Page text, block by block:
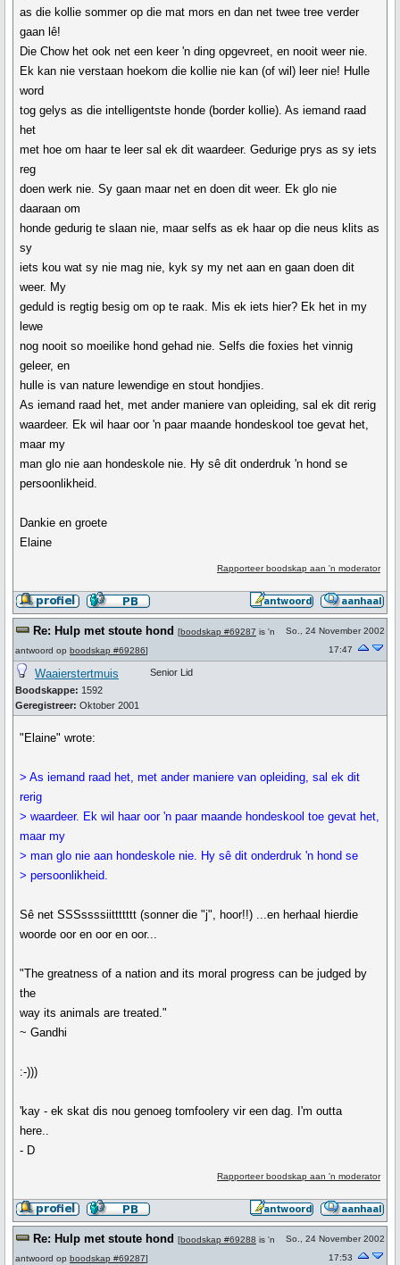
as die kollie sommer op die mat mors en dan net twee tree verder
gaan lê!
Die Chow het ook net een keer 'n ding opgevreet, en nooit weer nie.
Ek kan nie verstaan hoekom die kollie nie kan (of wil) leer nie! Hulle
word
tog gelys as die intelligentste honde (border kollie). As iemand raad
het
met hoe om haar te leer sal ek dit waardeer. Gedurige prys as sy iets
reg
doen werk nie. Sy gaan maar net en doen dit weer. Ek glo nie
daaraan om
honde gedurig te slaan nie, maar selfs as ek haar op die neus klits as
sy
iets kou wat sy nie mag nie, kyk sy my net aan en gaan doen dit
weer. My
geduld is regtig besig om op te raak. Mis ek iets hier? Ek het in my
lewe
nog nooit so moeilike hond gehad nie. Selfs die foxies het vinnig
geleer, en
hulle is van nature lewendige en stout hondjies.
As iemand raad het, met ander maniere van opleiding, sal ek dit rerig
waardeer. Ek wil haar oor 'n paar maande hondeskool toe gevat het,
maar my
man glo nie aan hondeskole nie. Hy sê dit onderdruk 'n hond se
persoonlikheid.
Dankie en groete
Elaine
Rapporteer boodskap aan 'n moderator
Re: Hulp met stoute hond [boodskap #69287 is 'n
antwoord op boodskap #69286]
So., 24 November 2002
17:47
Waaierstertmuis
Boodskappe: 1592
Geregistreer: Oktober 2001
Senior Lid
"Elaine" wrote:
> As iemand raad het, met ander maniere van opleiding, sal ek dit
rerig
> waardeer. Ek wil haar oor 'n paar maande hondeskool toe gevat het,
maar my
> man glo nie aan hondeskole nie. Hy sê dit onderdruk 'n hond se
> persoonlikheid.
Sê net SSSssssiittttttt (sonner die "j", hoor!!) ...en herhaal hierdie
woorde oor en oor en oor...
"The greatness of a nation and its moral progress can be judged by
the
way its animals are treated."
~ Gandhi
:-)))
'kay - ek skat dis nou genoeg tomfoolery vir een dag. I'm outta
here..
- D
Rapporteer boodskap aan 'n moderator
Re: Hulp met stoute hond [boodskap #69288 is 'n
antwoord op boodskap #69287]
So., 24 November 2002
17:53